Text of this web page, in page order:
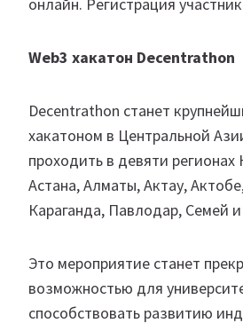
Web3 хакатон Decentrathon
Decentrathon станет
хакатоном в Центральной
проходить в девяти регионах
Астана, Алматы, Актау,
Караганда, Павлодар, Семей
Это мероприятие станет
возможностью для
способствовать развитию